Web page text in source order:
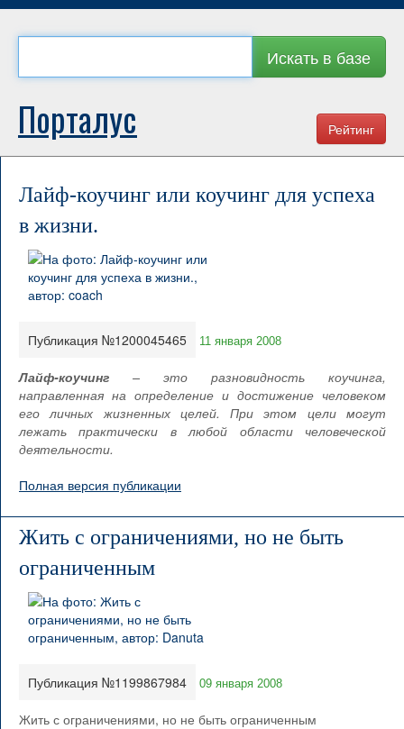
Искать в базе
Рейтинг
Порталус
Лайф-коучинг или коучинг для успеха
в жизни.
Публикация №1200045465 11 января 2008
Лайф-коучинг – это разновидность коучинга,
направленная на определение и достижение человеком
его личных жизненных целей. При этом цели могут
лежать практически в любой области человеческой
деятельности.
Полная версия публикации
Жить с ограничениями, но не быть
ограниченным
Публикация №1199867984 09 января 2008
Жить с ограничениями, но не быть ограниченным